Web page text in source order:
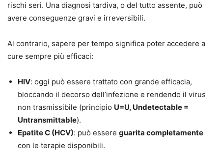
rischi seri. Una diagnosi tardiva, o del tutto assente, può
avere conseguenze gravi e irreversibili.
Al contrario, sapere per tempo significa poter accedere a
cure sempre più efficaci:
HIV: oggi può essere trattato con grande efficacia,
bloccando il decorso dell’infezione e rendendo il virus
non trasmissibile (principio U=U, Undetectable =
Untransmittable).
Epatite C (HCV): può essere guarita completamente
con le terapie disponibili.